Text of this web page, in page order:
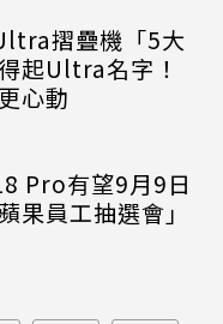
摺疊機「5大
起Ultra名字！
心動
Pro有望9月9日
果員工抽選會」